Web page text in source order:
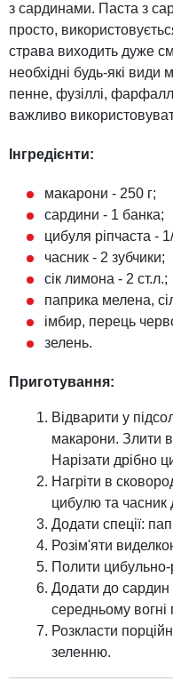
з сардинами. Паста з
просто,
страва виходить дуже
необхідні будь-які види
пенне, фузіллі,
важливо
Інгредієнти:
макарони - 250 г;
сардини - 1 банка;
цибуля ріпчаста -
часник - 2 зубчики;
сік лимона - 2 ст.л.;
паприка мелена,
імбир, перець
зелень.
Приготування:
Відварити у
макарони. Злити
Нарізати дрібно
Нагріти в
цибулю та часник
Додати спеції:
Розім'яти
Полити
Додати до сардин
середньому
Розкласти
зеленню.